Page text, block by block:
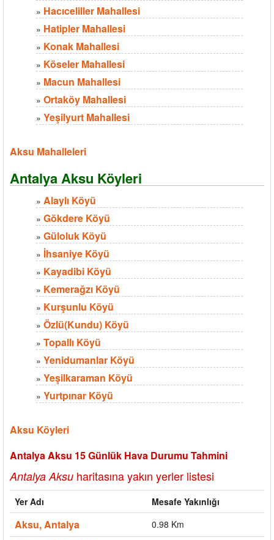
» Hacıceliller Mahallesi
» Hatipler Mahallesi
» Konak Mahallesi
» Köseler Mahallesi
» Macun Mahallesi
» Ortaköy Mahallesi
» Yeşilyurt Mahallesi
Aksu Mahalleleri
Antalya Aksu Köyleri
» Alaylı Köyü
» Gökdere Köyü
» Güloluk Köyü
» İhsaniye Köyü
» Kayadibi Köyü
» Kemerağzı Köyü
» Kurşunlu Köyü
» Özlü(Kundu) Köyü
» Topallı Köyü
» Yenidumanlar Köyü
» Yeşilkaraman Köyü
» Yurtpınar Köyü
Aksu Köyleri
Antalya Aksu 15 Günlük Hava Durumu Tahmini
Antalya Aksu haritasına yakın yerler listesi
Yer Adı Mesafe Yakınlığı
Aksu, Antalya 0.98 Km